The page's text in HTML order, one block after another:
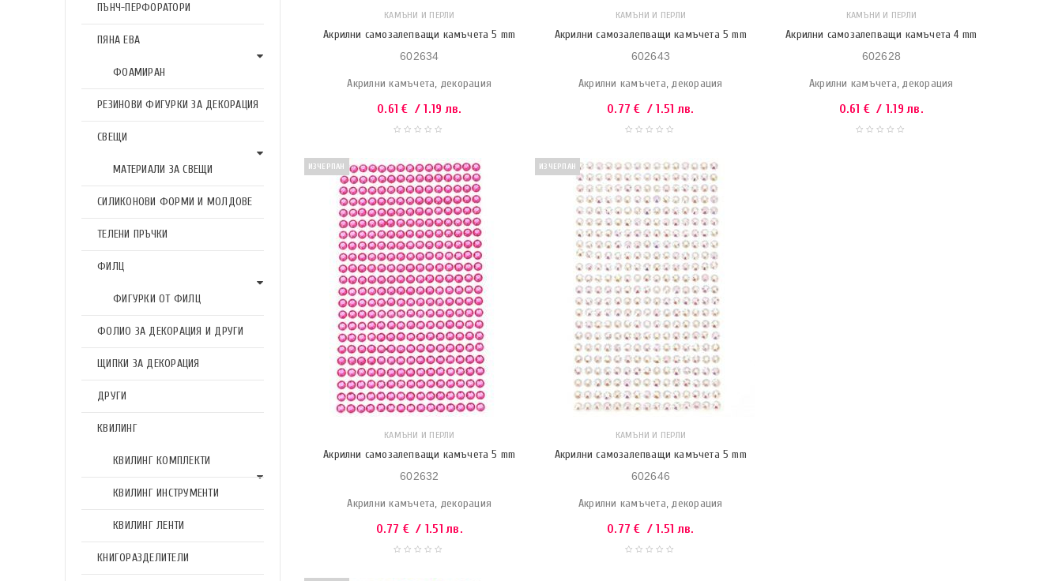
ПЪНЧ-ПЕРФОРАТОРИ
ПЯНА ЕВА
ФОАМИРАН
РЕЗИНОВИ ФИГУРКИ ЗА ДЕКОРАЦИЯ
СВЕЩИ
МАТЕРИАЛИ ЗА СВЕЩИ
СИЛИКОНОВИ ФОРМИ И МОЛДОВЕ
ТЕЛЕНИ ПРЪЧКИ
ФИЛЦ
ФИГУРКИ ОТ ФИЛЦ
ФОЛИО ЗА ДЕКОРАЦИЯ И ДРУГИ
ЩИПКИ ЗА ДЕКОРАЦИЯ
ДРУГИ
КВИЛИНГ
КВИЛИНГ КОМПЛЕКТИ
КВИЛИНГ ИНСТРУМЕНТИ
КВИЛИНГ ЛЕНТИ
КНИГОРАЗДЕЛИТЕЛИ
КАМЪНИ И ПЕРЛИ
Акрилни самозалепващи камъчета 5 mm
602634
Акрилни камъчета, декорация
0.61€ / 1.19 лв.
КАМЪНИ И ПЕРЛИ
Акрилни самозалепващи камъчета 5 mm
602643
Акрилни камъчета, декорация
0.77€ / 1.51 лв.
КАМЪНИ И ПЕРЛИ
Акрилни самозалепващи камъчета 4 mm
602628
Акрилни камъчета, декорация
0.61 € / 1.19 лв.
ИЗЧЕРПАН
КАМЪНИ И ПЕРЛИ
Акрилни самозалепващи камъчета 5 mm
602632
Акрилни камъчета, декорация
0.77 € / 1.51 лв.
ИЗЧЕРПАН
КАМЪНИ И ПЕРЛИ
Акрилни самозалепващи камъчета 5 mm
602646
Акрилни камъчета, декорация
0.77€ / 1.51 лв.